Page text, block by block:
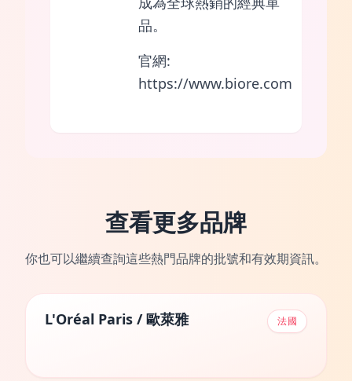
品。
官網:
https://www.biore.com
查看更多品牌
你也可以繼續查詢這些熱門品牌的批號和有效期資訊。
L'Oréal Paris / 歐萊雅 法國